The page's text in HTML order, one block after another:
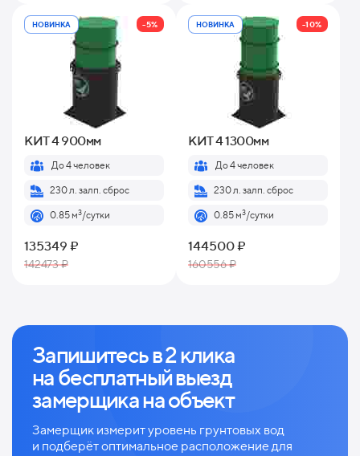
НОВИНКА -5%
КИТ 4 900мм
До 4 человек
230 л. залп. сброс
0.85 м3/сутки
135349 ₽
142473 ₽
НОВИНКА -10%
КИТ 4 1300мм
До 4 человек
230 л. залп. сброс
0.85 м3/сутки
144500 ₽
160556 ₽
Запишитесь в 2 клика
набесплатный выезд
замерщика на объект
Замерщик измерит уровень грунтовых вод
и подберёт оптимальное расположение для